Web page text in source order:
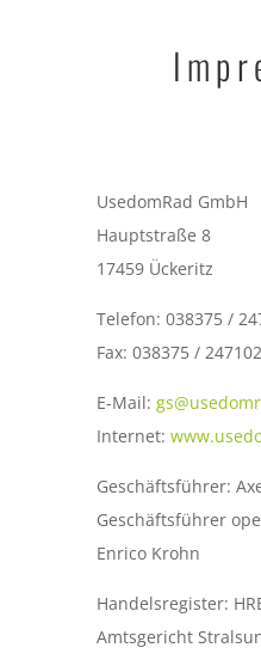
UsedomRad GmbH
Hauptstraße 8
17459 Ückeritz
Telefon: 038375 /
Fax: 038375 / 247102
E-Mail:
Internet:
Geschäftsführer:
Geschäftsführer
Enrico Krohn
Handelsregister:
Amtsgericht